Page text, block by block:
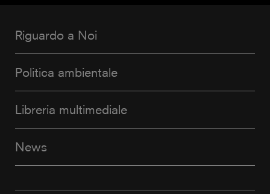
Riguardo a Noi
Politica ambientale
Libreria multimediale
News